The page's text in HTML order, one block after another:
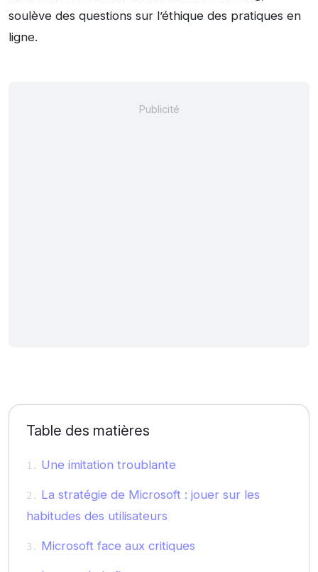
soulève des questions sur l’éthique des pratiques en
ligne.
Table des matières
Une imitation troublante
La stratégie de Microsoft : jouer sur les
habitudes des utilisateurs
Microsoft face aux critiques